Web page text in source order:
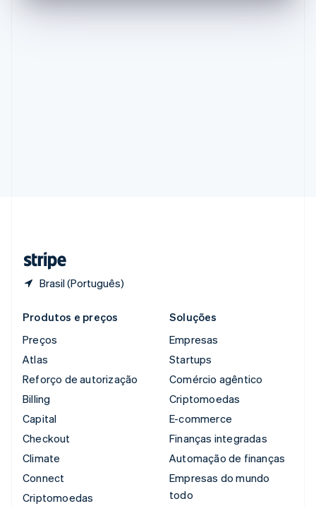
Brasil (Português)
Produtos e preços
Preços
Atlas
Reforço de autorização
Billing
Capital
Checkout
Climate
Connect
Criptomoedas
Soluções
Empresas
Startups
Comércio agêntico
Criptomoedas
E-commerce
Finanças integradas
Automação de finanças
Empresas do mundo
todo